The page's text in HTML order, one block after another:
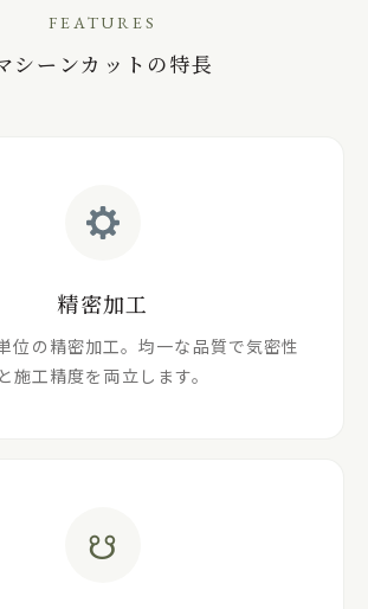
FEATURES
シーンカットの特長
精密加工
位の精密加工。均一な品質で気密性
と施工精度を両立します。
☋